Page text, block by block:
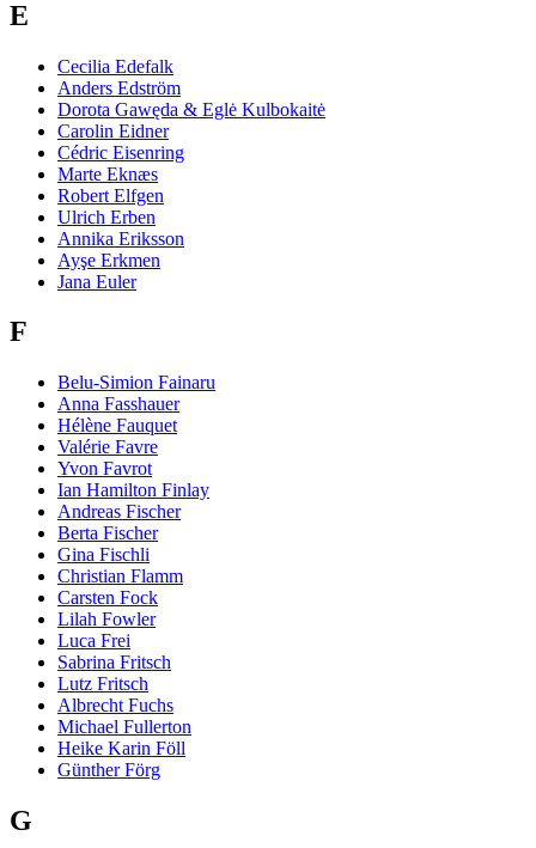
E
Cecilia Edefalk
Anders Edström
Dorota Gawęda & Eglė Kulbokaitė
Carolin Eidner
Cédric Eisenring
Marte Eknæs
Robert Elfgen
Ulrich Erben
Annika Eriksson
Ayşe Erkmen
Jana Euler
F
Belu-Simion Fainaru
Anna Fasshauer
Hélène Fauquet
Valérie Favre
Yvon Favrot
Ian Hamilton Finlay
Andreas Fischer
Berta Fischer
Gina Fischli
Christian Flamm
Carsten Fock
Lilah Fowler
Luca Frei
Sabrina Fritsch
Lutz Fritsch
Albrecht Fuchs
Michael Fullerton
Heike Karin Föll
Günther Förg
G